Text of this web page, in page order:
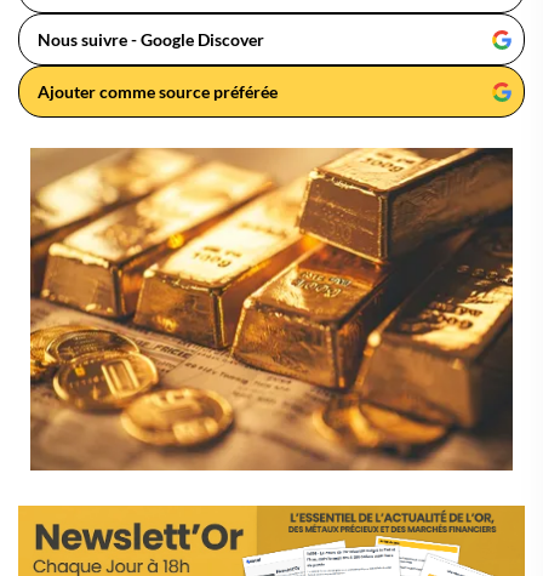
Nous suivre - Google Discover
Ajouter comme source préférée